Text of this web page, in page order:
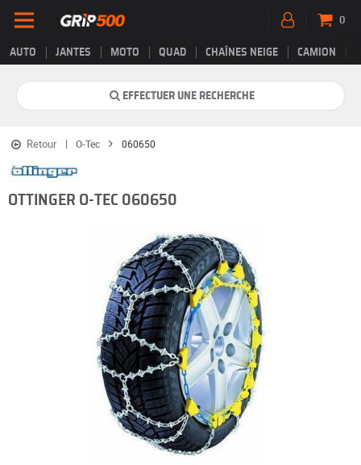
AUTO JANTES MOTO QUAD CHAÎNES NEIGE CAMION
0
EFFECTUER UNE RECHERCHE
Retour O-Tec 060650
OTTINGER O-TEC 060650